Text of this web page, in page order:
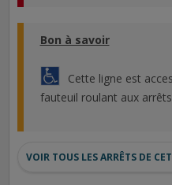
Bon à savoir
Cette ligne est
fauteuil roulant aux
VOIR TOUS LES ARRÊTS DE